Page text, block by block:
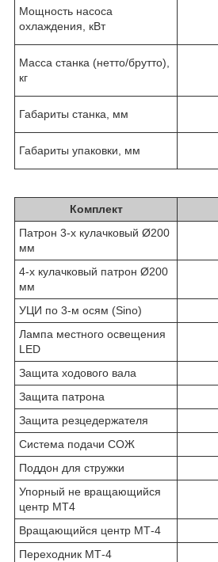
Мощность насоса
охлаждения, кВт
Масса станка (нетто/брутто),
кг
Габариты станка, мм
Габариты упаковки, мм
Комплект
Патрон 3-х кулачковый Ø200
мм
4-х кулачковый патрон Ø200
мм
УЦИ по 3-м осям (Sino)
Лампа местного освещения
LED
Защита ходового вала
Защита патрона
Защита резцедержателя
Система подачи СОЖ
Поддон для стружки
Упорный не вращающийся
центр MT4
Вращающийся центр МТ-4
Переходник МТ-4